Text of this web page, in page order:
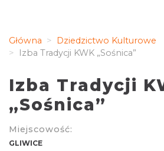
Główna
Dziedzictwo Kulturowe
Izba Tradycji KWK „Sośnica”
Izba Tradycji
„Sośnica”
Miejscowość:
GLIWICE